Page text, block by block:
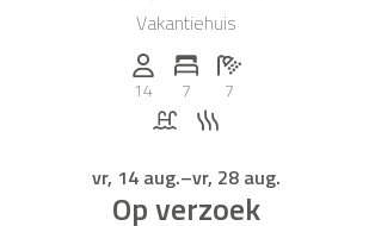
Vakantiehuis
Personen (max.): 14
14
Aantal slaapkamers: 7
7
Aantal badkamers: 7
7
ZwembadSauna
vr, 14 aug.–vr, 28 aug.
Op verzoek